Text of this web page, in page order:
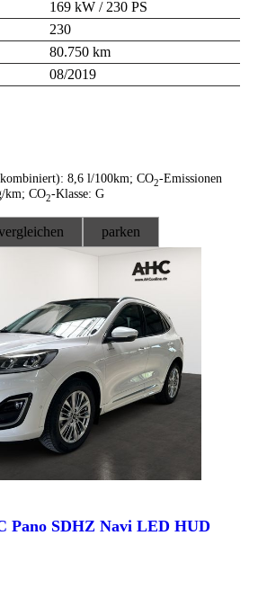
169 kW / 230 PS
230
80.750 km
08/2019
8,6 l/100km; CO2-Emissionen
km; CO2-Klasse: G
parken
Pano SDHZ Navi LED HUD